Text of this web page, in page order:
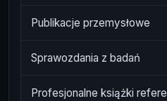
Publikacje przemysłowe
Sprawozdania z badań
Profesjonalne książki